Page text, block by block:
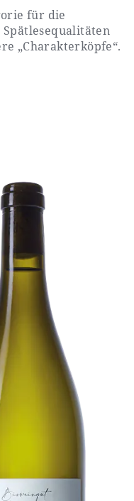
für die
„Charakterköpfe“.